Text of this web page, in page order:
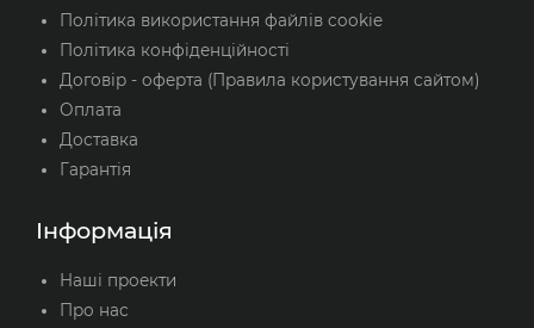
Політика використання файлів cookie
Політика конфіденційності
Договір - оферта (Правила користування сайтом)
Оплата
Доставка
Гарантія
Інформація
Наші проекти
Про нас